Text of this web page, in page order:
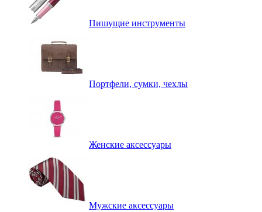
Пишущие инструменты
Портфели, сумки, чехлы
Женские аксессуары
Мужские аксессуары